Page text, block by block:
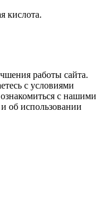
кислота.
работы сайта.
с условиями
с нашими
об использовании